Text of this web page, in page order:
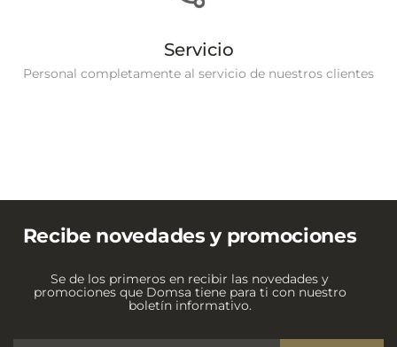
Servicio
Personal completamente al servicio de nuestros clientes
Recibe novedades y promociones
Se de los primeros en recibir las novedades y
promociones que Domsa tiene para ti con nuestro
boletín informativo.